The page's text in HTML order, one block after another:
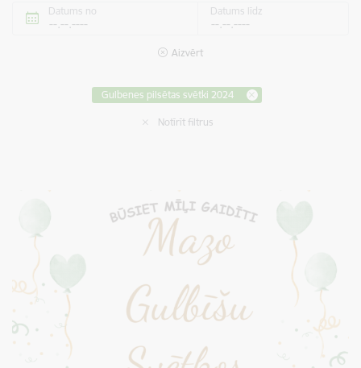
Datums no Datums līdz
Aizvērt
Gulbenes pilsētas svētki 2024
Notīrīt filtrus